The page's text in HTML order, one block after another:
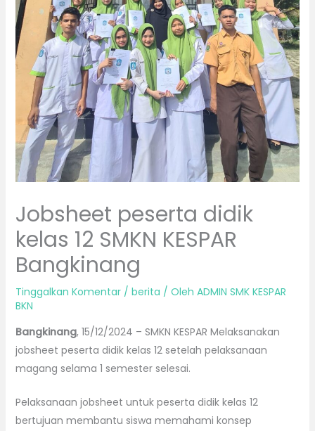
Jobsheet peserta didik
kelas 12 SMKN KESPAR
Bangkinang
Tinggalkan Komentar / berita / Oleh ADMIN SMK KESPAR
BKN
Bangkinang, 15/12/2024 – SMKN KESPAR Melaksanakan
jobsheet peserta didik kelas 12 setelah pelaksanaan
magang selama 1 semester selesai.
Pelaksanaan jobsheet untuk peserta didik kelas 12
bertujuan membantu siswa memahami konsep